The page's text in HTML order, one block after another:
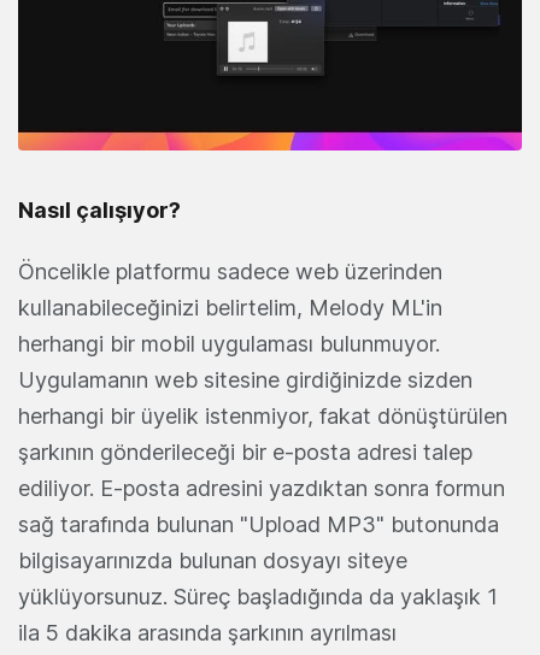
Nasıl çalışıyor?
Öncelikle platformu sadece web üzerinden
kullanabileceğinizi belirtelim, Melody ML'in
herhangi bir mobil uygulaması bulunmuyor.
Uygulamanın web sitesine girdiğinizde sizden
herhangi bir üyelik istenmiyor, fakat dönüştürülen
şarkının gönderileceği bir e-posta adresi talep
ediliyor. E-posta adresini yazdıktan sonra formun
sağ tarafında bulunan "Upload MP3" butonunda
bilgisayarınızda bulunan dosyayı siteye
yüklüyorsunuz. Süreç başladığında da yaklaşık 1
ila 5 dakika arasında şarkının ayrılması